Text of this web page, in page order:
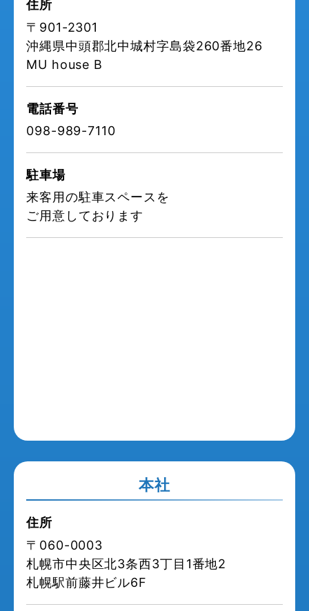
住所
〒901-2301
沖縄県中頭郡北中城村字島袋260番地26
MU house B
電話番号
098-989-7110
駐車場
来客用の駐車スペースを
ご用意しております
本社
住所
〒060-0003
札幌市中央区北3条西3丁目1番地2
札幌駅前藤井ビル6F